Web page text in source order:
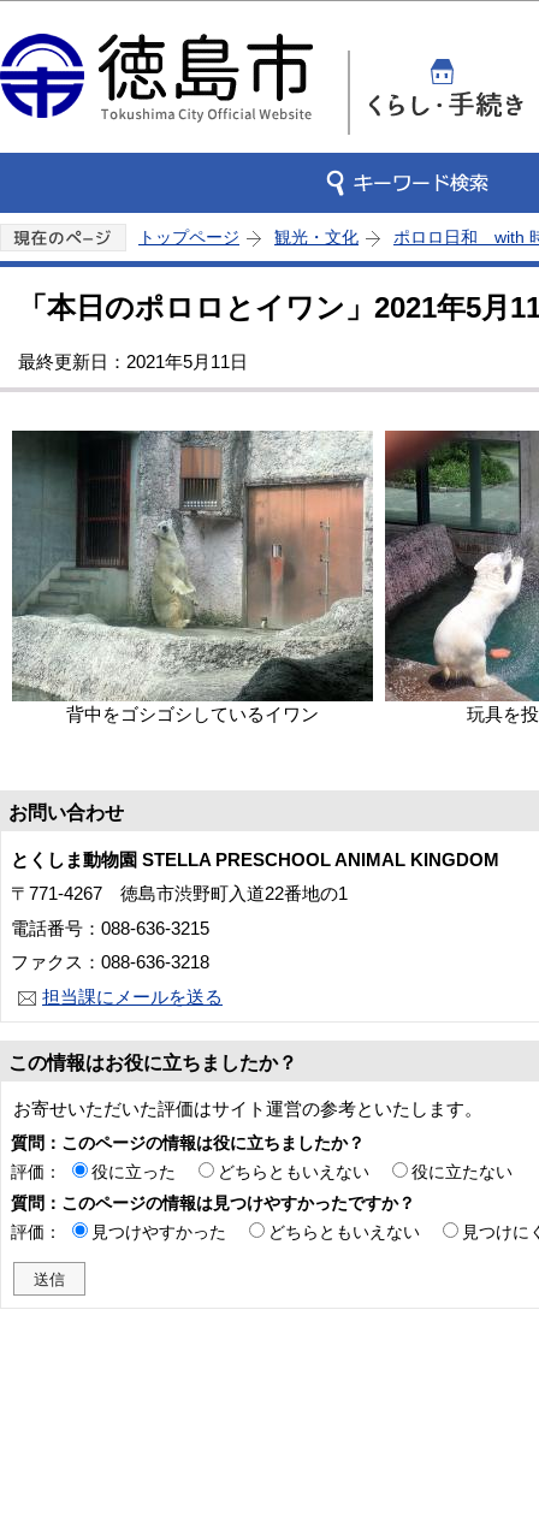
トップページ 観光・文化 ポロロ日和 with
「本日のポロロとイワン」2021年5月
最終更新日：2021年5月11日
背中をゴシゴシしているイワン 玩具を
お問い合わせ
とくしま動物園 STELLA PRESCHOOL ANIMAL KINGDOM
〒771-4267 徳島市渋野町入道22番地の1
電話番号：088-636-3215
ファクス：088-636-3218
担当課にメールを送る
この情報はお役に立ちましたか？
お寄せいただいた評価はサイト運営の参考といたします。
質問：このページの情報は役に立ちましたか？
評価：
役に立った どちらともいえない
役に立たない
質問：このページの情報は見つけやすかったですか？
評価：
見つけやすかった どちらともいえない 見つけに